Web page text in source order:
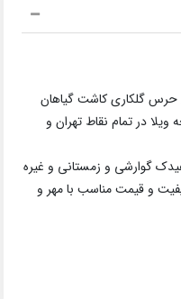
حرس گلکاری کاشت گیاهان
ویلا در تمام نقاط تهران و
گوارشی و زمستانی و غیره
و قیمت مناسب با مهر و